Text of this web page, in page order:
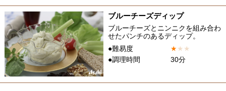
ブルーチーズディップ
ブルーチーズとニンニクを組み合わ
せたパンチのあるディップ。
●難易度
★★ ★
●調理時間
30分